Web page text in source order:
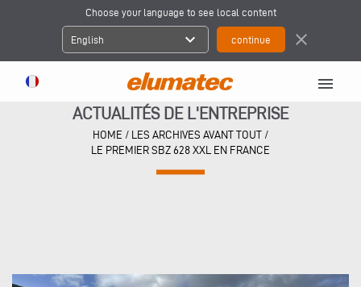
Choose your language to see local content
English expand_more close
menu
ACTUALITÉS DE L'ENTREPRISE
HOME / LES ARCHIVES AVANT TOUT /
LE PREMIER SBZ 628 XXL EN FRANCE